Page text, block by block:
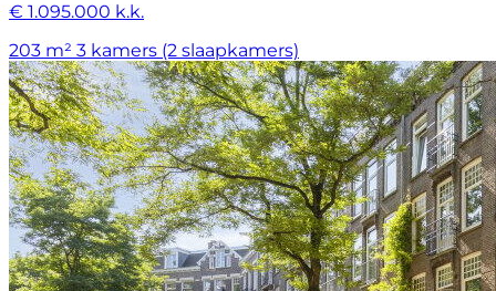
€ 1.095.000 k.k.
203 m² 3 kamers (2 slaapkamers)